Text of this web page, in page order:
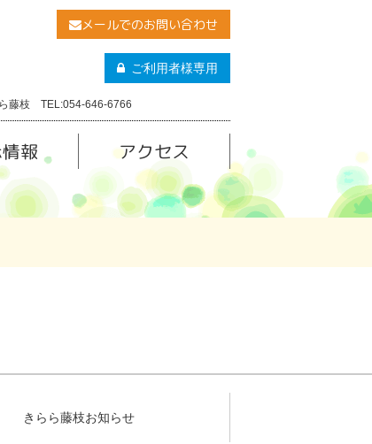
メールでのお問い合わせ
ご利用者様専用
藤枝 TEL:054-646-6766
報 アクセス
きらら藤枝お知らせ